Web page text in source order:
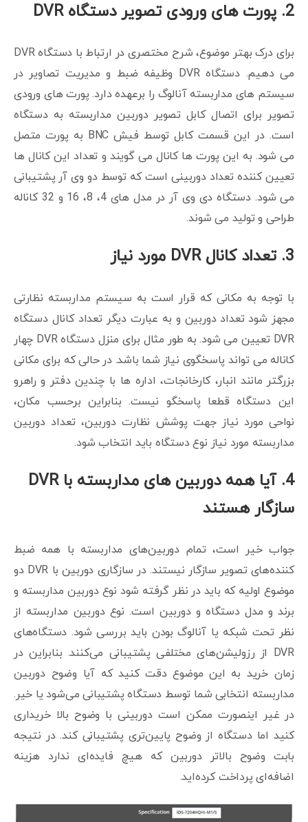
2. پورت های ورودی تصویر دستگاه DVR
برای درک بهتر موضوع، شرح مختصری در ارتباط با دستگاه DVR
می دهیم. دستگاه DVR وظیفه ضبط و مدیریت تصاویر در
سیستم های مداربسته آنالوگ را برعهده دارد. پورت های ورودی
تصویر برای اتصال کابل تصویر دوربین مداربسته به دستگاه
است. در این قسمت کابل توسط فیش BNC به پورت متصل
می شود. به این پورت ها کانال می گویند و تعداد این کانال ها
تعیین کننده تعداد دوربینی است که توسط دو وی آر پشتیبانی
می شود. دستگاه دی وی آر در مدل های 4، 8، 16 و 32 کاناله
طراحی و تولید می شوند.
3. تعداد کانال DVR مورد نیاز
با توجه به مکانی که قرار است به سیستم مداربسته نظارتی
مجهز شود تعداد دوربین و به عبارت دیگر تعداد کانال دستگاه
DVR تعیین می شود. به طور مثال برای منزل دستگاه DVR چهار
کاناله می تواند پاسخگوی نیاز شما باشد. در حالی که برای مکانی
بزرگتر مانند انبار، کارخانجات، اداره ها با چندین دفتر و راهرو
این دستگاه قطعا پاسخگو نیست. بنابراین برحسب مکان،
نواحی مورد نیاز جهت پوشش نظارت دوربین، تعداد دوربین
مداربسته مورد نیاز نوع دستگاه باید انتخاب شود.
4. آیا همه دوربین های مداربسته با DVR
سازگار هستند
جواب خیر است، تمام دوربین‌های مداربسته با همه ضبط
کننده‌های تصویر سازگار نیستند. در سازگاری دوربین با DVR دو
موضوع اولیه که باید در نظر گرفته شود نوع دوربین مداربسته و
برند و مدل دستگاه و دوربین است. نوع دوربین مداربسته از
نظر تحت شبکه یا آنالوگ بودن باید بررسی شود. دستگاه‌های
DVR از رزولیشن‌های مختلفی پشتیبانی می‌کنند. بنابراین در
زمان خرید به این موضوع دقت کنید که آیا وضوح دوربین
مداربسته انتخابی شما توسط دستگاه پشتیبانی می‌شود یا خیر.
در غیر اینصورت ممکن است دوربینی با وضوح بالا خریداری
کنید اما دستگاه از وضوح پایین‌تری پشتیبانی کند. در نتیجه
بابت وضوح بالاتر دوربین که هیچ فایده‌ای ندارد هزینه
اضافه‌ای پرداخت کرده‌اید.